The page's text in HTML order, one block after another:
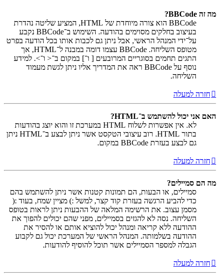
מה זה BBCode?
BBCode הוא צורה מיוחדת של HTML, המציע שליטה נהדרת
בעיצוב בחלקים מסוימים בהודעה. השימוש ב־BBCode נקבע
על־ידי המנהל הראשי, אבל ניתן גם לכבות אותו בכל הודעה בפרט
מטופס השליחה. BBCode עצמו דומה במבנה ל־HTML, אך
התגים תחמים בסוגריים המרובעים [ ו־] במקום ב־< ו־>. למידע
נוסף על BBCode ראה את המדריך אליו ניתן לגשת מעמוד
השליחה.
חזרה למעלה
האם אני יכול להשתמש ב־HTML?
לא. אין אפשרות לשלוח HTML במערכת זו והוא יוצג בהודעות
בתור HTML. רוב עיצובי הטקסט אשר ניתן לבצע ב־HTML ניתן
גם לבצע בעזרת BBCode במקום.
חזרה למעלה
מה הם סמיילים?
סמיילים, או הבעות, הם תמונות קטנות אשר ניתן להשתמש בהם
כדי להביע הרגשה בעזרת קוד קצר, למשל :) מציין שמח, בעוד :(
מסמן עצוב. את הרשימה המלאה של ההבעות ניתן לראות בטופס
השליחה. נסה לא להגזים בסמיילים, מפני שהם יכולים להפוך את
ההודעה ללא קריאה ומנהל יכול להוציא אותם או להסיר את
ההודעה בשלמותה. המנהל הראשי של המערכת יכול גם לקבוע
הגבלה למספר הסמיילים אשר תוכל להוסיף להודעות.
חזרה למעלה